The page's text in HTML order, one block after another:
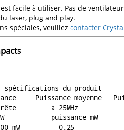
facile à utiliser. Pas de
laser, plug and play.
spéciales, veuillezcontacter
spécifications du produit
Puissance moyenne
mW          0.25